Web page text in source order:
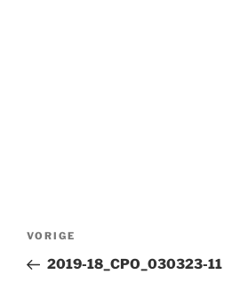
Bericht
Vorig
bericht
VORIGE
2019-18_CPO_030323-11